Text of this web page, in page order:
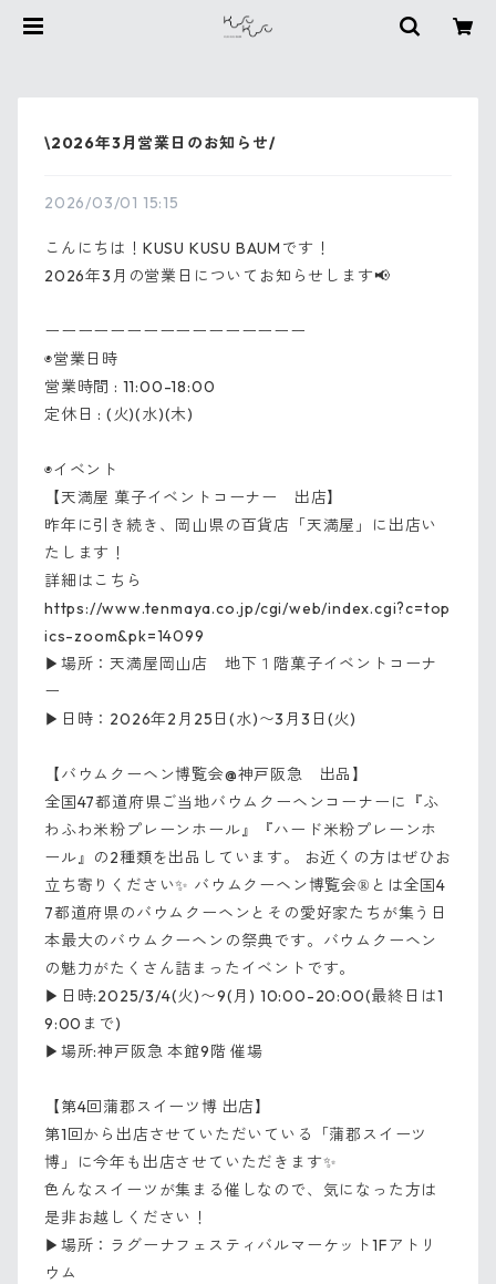
\2026年3月営業日のお知らせ/
2026/03/01 15:15
こんにちは！KUSU KUSU BAUMです！
2026年3月の営業日についてお知らせします📢
ーーーーーーーーーーーーーーーー
◉営業日時
営業時間 : 11:00-18:00
定休日 : (火)(水)(木)
◉イベント
【天満屋 菓子イベントコーナー 出店】
昨年に引き続き、岡山県の百貨店「天満屋」に出店い
たします！
詳細はこちら
https://www.tenmaya.co.jp/cgi/web/index.cgi?c=top
ics-zoom&pk=14099
▶︎場所：天満屋岡山店 地下１階菓子イベントコーナ
ー
▶︎日時：2026年2月25日(水)〜3月3日(火)
【バウムクーヘン博覧会@神戸阪急 出品】
全国47都道府県ご当地バウムクーヘンコーナーに『ふ
わふわ米粉プレーンホール』『ハード米粉プレーンホ
ール』の2種類を出品しています。 お近くの方はぜひお
立ち寄りください✨ バウムクーヘン博覧会® とは全国4
7都道府県のバウムクーヘンとその愛好家たちが集う日
本最大のバウムクーヘンの祭典です。バウムクーヘン
の魅力がたくさん詰まったイベントです。
▶︎日時:2025/3/4(火)〜9(月) 10:00-20:00(最終日は1
9:00まで)
▶︎場所:神戸阪急 本館9階 催場
【第4回蒲郡スイーツ博 出店】
第1回から出店させていただいている「蒲郡スイーツ
博」に今年も出店させていただきます✨
色んなスイーツが集まる催しなので、気になった方は
是非お越しください！
▶︎場所：ラグーナフェスティバルマーケット1Fアトリ
ウム